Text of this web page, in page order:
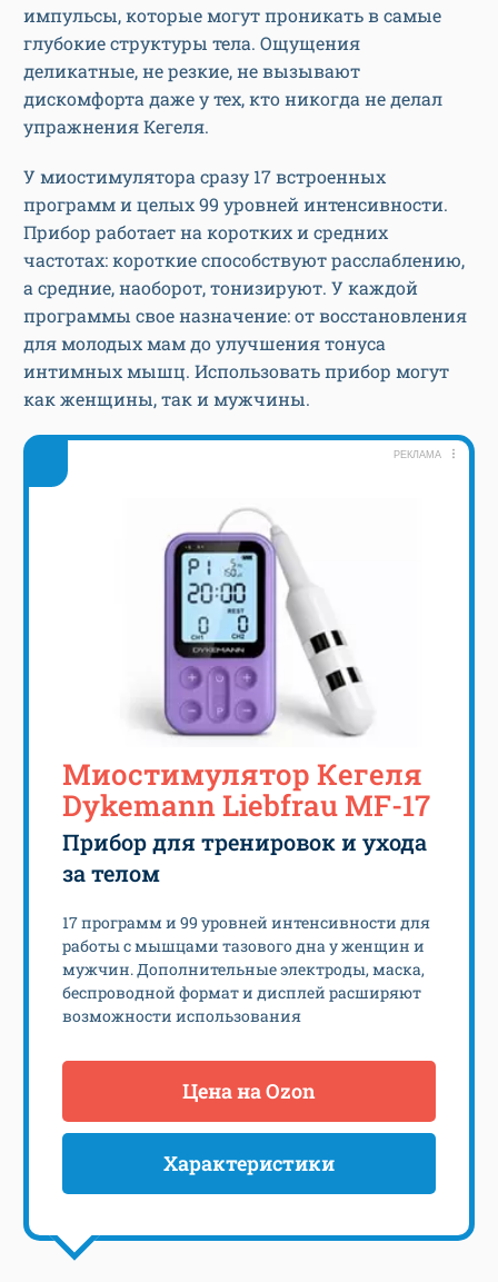
импульсы, которые могут проникать в самые
глубокие структуры тела. Ощущения
деликатные, не резкие, не вызывают
дискомфорта даже у тех, кто никогда не делал
упражнения Кегеля.
У миостимулятора сразу 17 встроенных
программ и целых 99 уровней интенсивности.
Прибор работает на коротких и средних
частотах: короткие способствуют расслаблению,
а средние, наоборот, тонизируют. У каждой
программы свое назначение: от восстановления
для молодых мам до улучшения тонуса
интимных мышц. Использовать прибор могут
как женщины, так и мужчины.
РЕКЛАМА
Миостимулятор Кегеля
Dykemann Liebfrau MF-17
Прибор для тренировок и ухода
за телом
17 программ и 99 уровней интенсивности для
работы с мышцами тазового дна у женщин и
мужчин. Дополнительные электроды, маска,
беспроводной формат и дисплей расширяют
возможности использования
Цена на Ozon
Характеристики